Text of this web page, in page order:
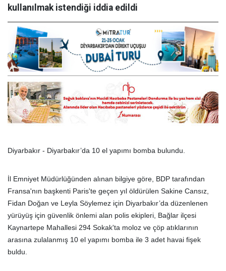
kullanılmak istendiği iddia edildi
Diyarbakır - Diyarbakır’da 10 el yapımı bomba bulundu.
İl Emniyet Müdürlüğünden alınan bilgiye göre, BDP tarafından
Fransa'nın başkenti Paris'te geçen yıl öldürülen Sakine Cansız,
Fidan Doğan ve Leyla Söylemez için Diyarbakır’da düzenlenen
yürüyüş için güvenlik önlemi alan polis ekipleri, Bağlar ilçesi
Kaynartepe Mahallesi 294 Sokak'ta moloz ve çöp atıklarının
arasına zulalanmış 10 el yapımı bomba ile 3 adet havai fişek
buldu.